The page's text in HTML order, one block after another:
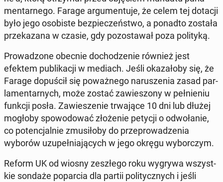
men­tar­ne­go. Farage ar­gu­men­tu­je, że celem tej dotacji
było jego oso­bi­ste bez­pie­czeń­stwo, a ponadto została
prze­ka­za­na w czasie, gdy po­zo­sta­wał poza po­li­ty­ką.
Pro­wa­dzo­ne obecnie do­cho­dze­nie również jest
efektem pu­bli­ka­cji w mediach. Jeśli oka­za­ło­by się, że
Farage do­pu­ścił się po­waż­ne­go na­ru­sze­nia zasad par­
la­men­tar­nych, może zostać za­wie­szo­ny w peł­nie­niu
funkcji posła. Za­wie­sze­nie trwa­ją­ce 10 dni lub dłużej
mogłoby spo­wo­do­wać zło­że­nie petycji o od­wo­ła­nie,
co po­ten­cjal­nie zmu­si­ło­by do prze­pro­wa­dze­nia
wyborów uzu­peł­nia­ją­cych w jego okręgu wy­bor­czym.
Reform UK od wiosny ze­szłe­go roku wygrywa wszyst­
kie sondaże po­par­cia dla partii po­li­tycz­nych i jeśli